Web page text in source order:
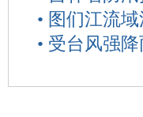
• 图们江流
• 受台风强